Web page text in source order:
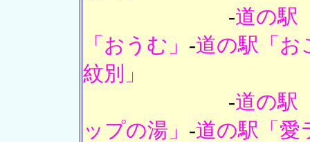
-道の駅
「おうむ」 -道の駅「お
紋別」
-道の駅
ップの湯」 -道の駅「愛